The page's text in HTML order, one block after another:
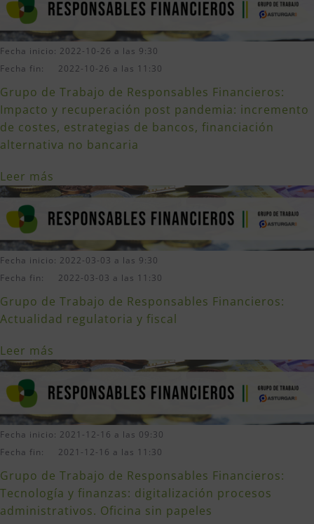
Fecha inicio: 2022-10-26 a las 9:30
Fecha fin: 2022-10-26 a las 11:30
Grupo de Trabajo de Responsables Financieros:
Impacto y recuperación post pandemia: incremento
de costes, estrategias de bancos, financiación
alternativa no bancaria
Leer más
Fecha inicio: 2022-03-03 a las 9:30
Fecha fin: 2022-03-03 a las 11:30
Grupo de Trabajo de Responsables Financieros:
Actualidad regulatoria y fiscal
Leer más
Fecha inicio: 2021-12-16 a las 09:30
Fecha fin: 2021-12-16 a las 11:30
Grupo de Trabajo de Responsables Financieros:
Tecnología y finanzas: digitalización procesos
administrativos. Oficina sin papeles